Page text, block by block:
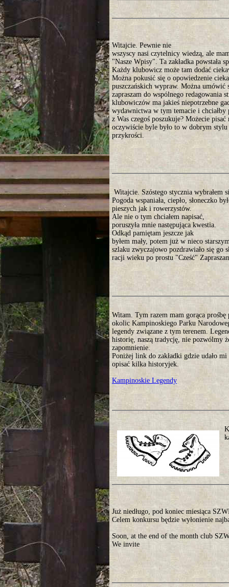
Witajcie. Pewnie nie
wszyscy nasi czytelnicy wiedzą, ale
"Nasze Wpisy". Ta zakładka powstała
Każdy klubowicz może tam dodać
Można pokusić się o opowiedzenie
puszczańskich wypraw. Można umówić
zapraszam do wspólnego redagowania
klubowiczów ma jakieś niepotrzebne
wydawnictwa w tym temacie i chciałby
z Was czegoś poszukuje? Możecie
oczywiście byle było to w dobrym
przykrości.
Witajcie. Szóstego stycznia wybrałem
Pogoda wspaniała, ciepło, słoneczko
pieszych jak i rowerzystów.
Ale nie o tym chciałem napisać,
poruszyła mnie następująca kwestia.
Odkąd pamiętam jeszcze jak
byłem mały, potem już w nieco
szlaku zwyczajowo pozdrawiało się go
racji wieku po prostu "Cześć"
Witam. Tym razem mam gorąca
okolic Kampinoskiego Parku
legendy związane z tym terenem.
historię, naszą tradycję, nie pozwólmy
zapomnienie.
Poniżej link do zakładki gdzie udało mi
opisać kilka historyjek.
Kampinoskie Legendy
Już niedługo, pod koniec miesiąca
Celem konkursu będzie wyłonienie
Soon, at the end of the month club
We invite